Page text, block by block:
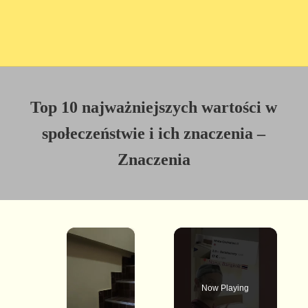
Top 10 najważniejszych wartości w
społeczeństwie i ich znaczenia –
Znaczenia
×
Now Playing